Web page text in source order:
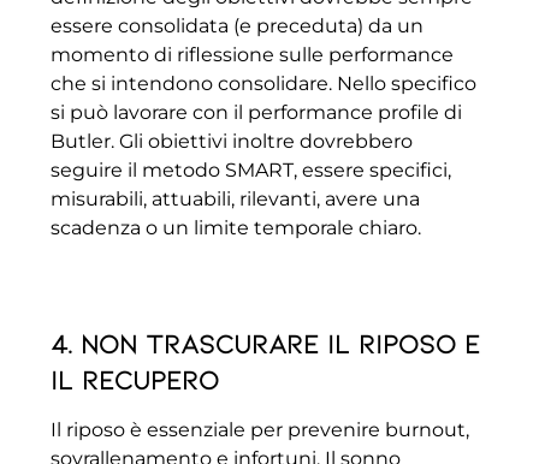
essere consolidata (e preceduta) da un
momento di riflessione sulle performance
che si intendono consolidare. Nello specifico
si può lavorare con il performance profile di
Butler. Gli obiettivi inoltre dovrebbero
seguire il metodo SMART, essere specifici,
misurabili, attuabili, rilevanti, avere una
scadenza o un limite temporale chiaro.
4. Non trascurare il riposo e
il recupero
Il riposo è essenziale per prevenire burnout,
sovrallenamento e infortuni. Il sonno